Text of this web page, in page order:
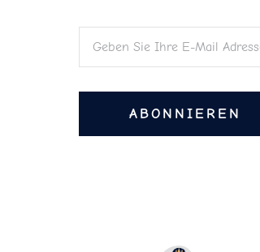
ABONNIEREN